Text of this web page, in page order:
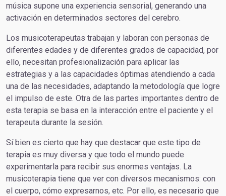
música supone una experiencia sensorial, generando una
activación en determinados sectores del cerebro.
Los musicoterapeutas trabajan y laboran con personas de
diferentes edades y de diferentes grados de capacidad, por
ello, necesitan profesionalización para aplicar las
estrategias y a las capacidades óptimas atendiendo a cada
una de las necesidades, adaptando la metodología que logre
el impulso de este. Otra de las partes importantes dentro de
esta terapia se basa en la interacción entre el paciente y el
terapeuta durante la sesión.
Sí bien es cierto que hay que destacar que este tipo de
terapia es muy diversa y que todo el mundo puede
experimentarla para recibir sus enormes ventajas. La
musicoterapia tiene que ver con diversos mecanismos: con
el cuerpo, cómo expresarnos, etc. Por ello, es necesario que